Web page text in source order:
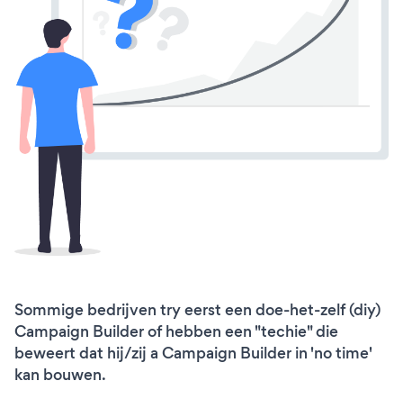
Sommige bedrijven try eerst een doe-het-zelf (diy)
Campaign Builder of hebben een "techie" die
beweert dat hij/zij a Campaign Builder in 'no time'
kan bouwen.